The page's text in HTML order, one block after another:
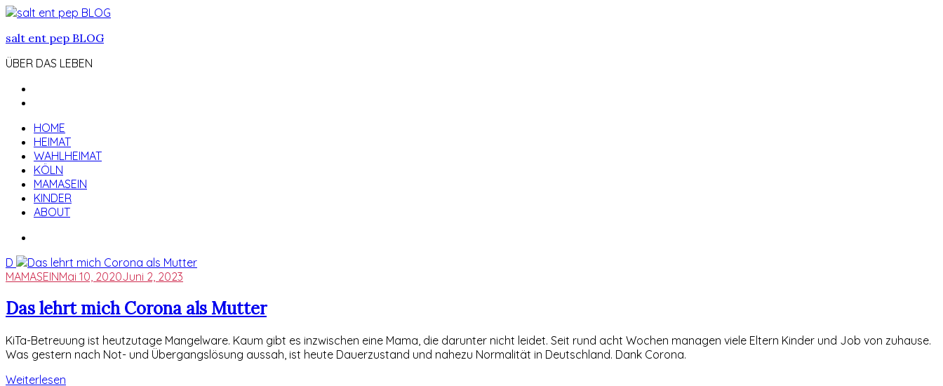
Zum
springen
salt ent pep BLOG
ÜBER DAS LEBEN
HOME
HEIMAT
WAHLHEIMAT
KÖLN
MAMASEIN
KINDER
ABOUT
D
MAMASEINMai 10, 2020Juni 2, 2023
Das lehrt mich Corona als Mutter
KiTa-Betreuung ist heutzutage Mangelware. Kaum gibt es inzwischen eine Mama, die darunter nicht leidet. Seit rund acht Wochen managen viele Eltern Kinder und Job von zuhause.
Was gestern nach Not- und Übergangslösung aussah, ist heute Dauerzustand und nahezu Normalität in Deutschland. Dank Corona.
Weiterlesen